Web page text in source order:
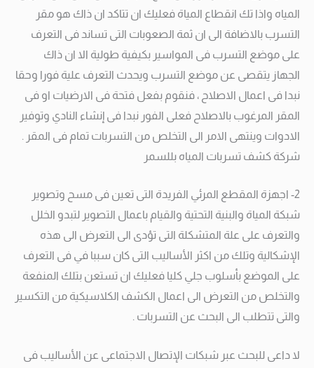
المياه واذا تك انقطاع المياة فعليك ان تتاكد ان ذاك هو مقر
التسرب بالاضافة الى ان ثمة الصعوبات التى تساند فى التعرف
على موضع التسرب فى المواسير بكيفية طولية الا ان ذاك
الجهاز يتقصى عن موضع التسرب ويحدث التعرف علية فورا وحقا
نبدا فى اعمال الاصلاح ، فنقوم بفعل فتحة فى الارضيات او فى
المقر المرغوب بالاصلاح فعلى الفور نبدا فى إنشاء النادي وتوفير
الادوات وينتهى الامر الى التخلص من التسربات تمام فى المقر .
شركة كشف تسربات المياه بللسمر
2- اجهزة المقطع المرئي الفريدة التى تعين فى مسح وتصوير
شبكة المياة والبنية التحتية والقيام باعمال التصوير لتبدو الخلل
والتعرف على علة المتشكلة التى تؤدى الى التعرض الى هذه
الإشكالية وتلك من اكثر الأساليب التى كان سببا في فى التعرف
على الموضع بأسلوب جلي كليا فعليك ان تستعن بتلك المنفعة
والتخلص من التعرض الى اعمال الكشف الكلاسيكية من التكسير
والتى تتطلب الى البحث عن التسربات .
لا داعى للبحث عبر شبكات الإتصال الاجتماعى عن الأساليب فى